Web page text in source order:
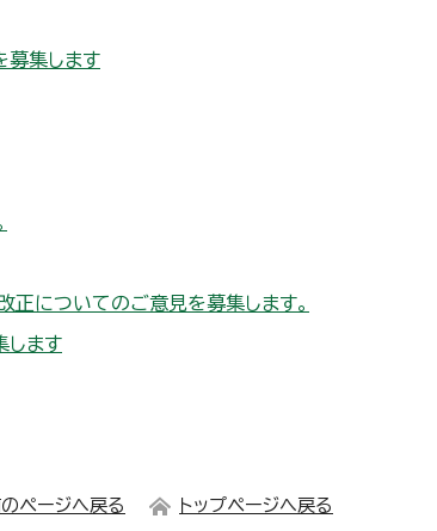
集します
についてのご意見を募集します。
します
ページへ戻る トップページへ戻る